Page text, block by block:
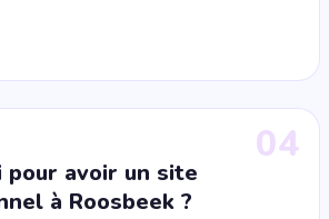
04
pour avoir un site
à Roosbeek ?